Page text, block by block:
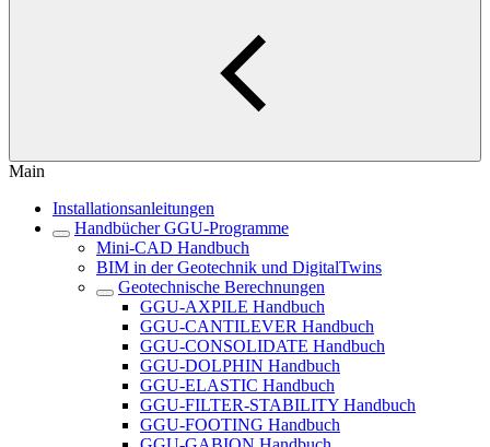
Main
Installationsanleitungen
Handbücher GGU-Programme
Mini-CAD Handbuch
BIM in der Geotechnik und DigitalTwins
Geotechnische Berechnungen
GGU-AXPILE Handbuch
GGU-CANTILEVER Handbuch
GGU-CONSOLIDATE Handbuch
GGU-DOLPHIN Handbuch
GGU-ELASTIC Handbuch
GGU-FILTER-STABILITY Handbuch
GGU-FOOTING Handbuch